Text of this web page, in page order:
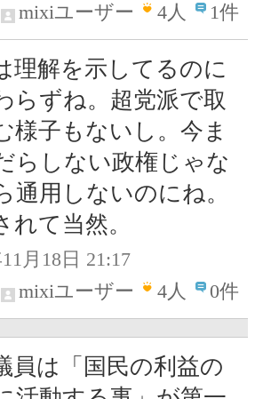
mixiユーザー
4人 1件
理解を示してるのに
らずね。超党派で取
様子もないし。今ま
らしない政権じゃな
通用しないのにね。
れて当然。
月18日 21:17
mixiユーザー
4人 0件
員は「国民の利益の